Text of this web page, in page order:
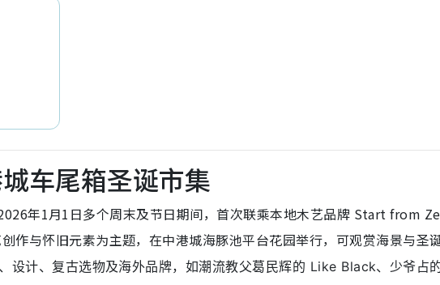
车尾箱圣诞市集
年1月1日多个周末及节日期间，首次联乘本地木艺品牌 Start from
与怀旧元素为主题，在中港城海豚池平台花园举行，可观赏海景与圣
设计、复古选物及海外品牌，如潮流教父葛民辉的 Like Black、少爷占